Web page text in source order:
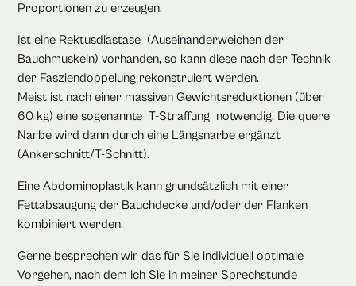
Proportionen zu erzeugen.
Ist eine Rektusdiastase (Auseinanderweichen der
Bauchmuskeln) vorhanden, so kann diese nach der Technik
der Fasziendoppelung rekonstruiert werden.
Meist ist nach einer massiven Gewichtsreduktionen (über
60 kg) eine sogenannte T-Straffung notwendig. Die quere
Narbe wird dann durch eine Längsnarbe ergänzt
(Ankerschnitt/T-Schnitt).
Eine Abdominoplastik kann grundsätzlich mit einer
Fettabsaugung der Bauchdecke und/oder der Flanken
kombiniert werden.
Gerne besprechen wir das für Sie individuell optimale
Vorgehen, nach dem ich Sie in meiner Sprechstunde